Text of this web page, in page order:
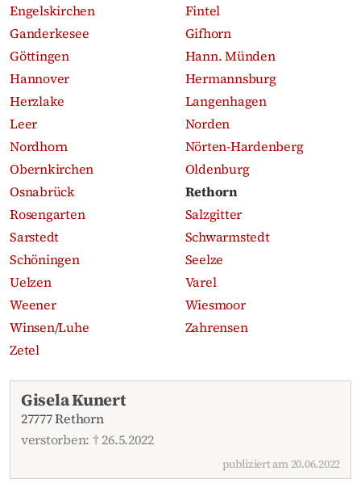
Engelskirchen
Fintel
Ganderkesee
Gifhorn
Göttingen
Hann. Münden
Hannover
Hermannsburg
Herzlake
Langenhagen
Leer
Norden
Nordhorn
Nörten-Hardenberg
Obernkirchen
Oldenburg
Osnabrück
Rethorn
Rosengarten
Salzgitter
Sarstedt
Schwarmstedt
Schöningen
Seelze
Uelzen
Varel
Weener
Wiesmoor
Winsen/Luhe
Zahrensen
Zetel
Aktuelle Traueranzeigen
Gisela Kunert
27777 Rethorn
verstorben: † 26.5.2022
publiziert am 20.06.2022